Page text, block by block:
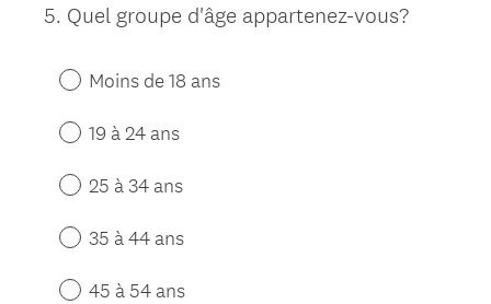
Question
5. Quel groupe d'âge appartenez-vous?
Moins de 18 ans
19 à 24 ans
25 à 34 ans
35 à 44 ans
45 à 54 ans